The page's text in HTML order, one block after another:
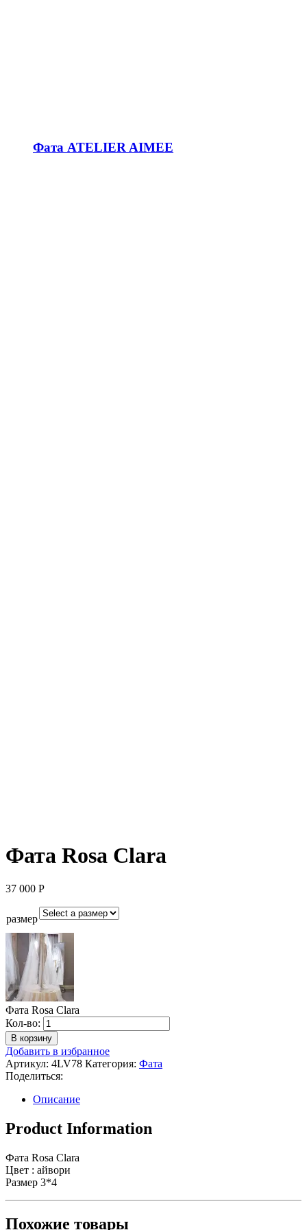
Фата ATELIER AIMEE
Фата Rosa Clara
37 000 Р
размер
Фата Rosa Clara
Кол-во: Количество
Фата
Rosa
Clara
В корзину
Добавить в избранное
Артикул: 4LV78 Категория: Фата
Поделиться:
Описание
Product Information
Фата Rosa Clara
Цвет : айвори
Размер 3*4
Похожие товары